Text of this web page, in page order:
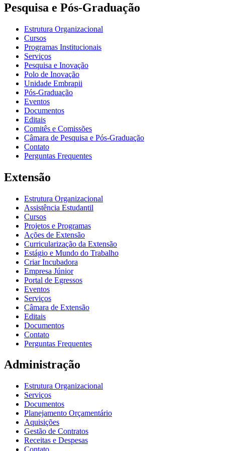
Pesquisa e Pós-Graduação
Estrutura Organizacional
Cursos
Programas Institucionais
Serviços
Pesquisa e Inovação
Polo de Inovação
Unidade Embrapii
Pós-Graduação
Eventos
Documentos
Editais
Comitês e Comissões
Câmara de Pesquisa e Pós-Graduação
Contato
Perguntas Frequentes
Extensão
Estrutura Organizacional
Assistência Estudantil
Cursos
Projetos e Programas
Ações de Extensão
Curricularização da Extensão
Estágio e Mundo do Trabalho
Criar Incubadora
Empresa Júnior
Portal de Egressos
Eventos
Serviços
Câmara de Extensão
Editais
Documentos
Contato
Perguntas Frequentes
Administração
Estrutura Organizacional
Serviços
Documentos
Planejamento Orçamentário
Aquisições
Gestão de Contratos
Receitas e Despesas